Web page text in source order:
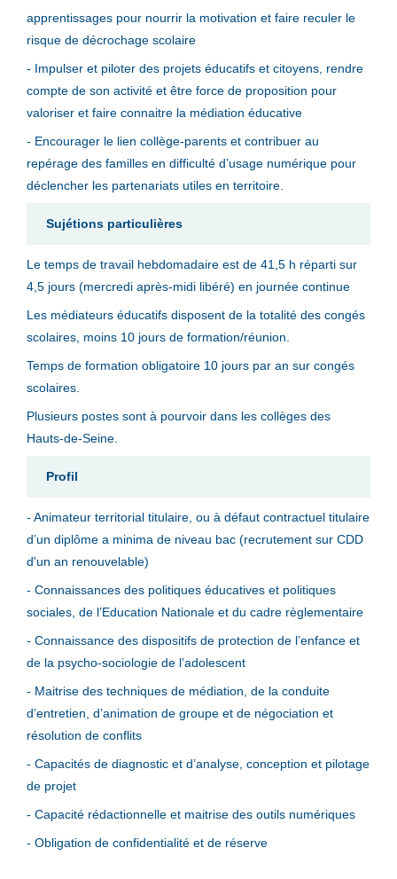
apprentissages pour nourrir la motivation et faire reculer le
risque de décrochage scolaire
- Impulser et piloter des projets éducatifs et citoyens, rendre
compte de son activité et être force de proposition pour
valoriser et faire connaitre la médiation éducative
- Encourager le lien collège-parents et contribuer au
repérage des familles en difficulté d’usage numérique pour
déclencher les partenariats utiles en territoire.
Sujétions particulières
Le temps de travail hebdomadaire est de 41,5 h réparti sur
4,5 jours (mercredi après-midi libéré) en journée continue
Les médiateurs éducatifs disposent de la totalité des congés
scolaires, moins 10 jours de formation/réunion.
Temps de formation obligatoire 10 jours par an sur congés
scolaires.
Plusieurs postes sont à pourvoir dans les collèges des
Hauts-de-Seine.
Profil
- Animateur territorial titulaire, ou à défaut contractuel titulaire
d’un diplôme a minima de niveau bac (recrutement sur CDD
d'un an renouvelable)
- Connaissances des politiques éducatives et politiques
sociales, de l’Education Nationale et du cadre règlementaire
- Connaissance des dispositifs de protection de l’enfance et
de la psycho-sociologie de l’adolescent
- Maitrise des techniques de médiation, de la conduite
d’entretien, d’animation de groupe et de négociation et
résolution de conflits
- Capacités de diagnostic et d’analyse, conception et pilotage
de projet
- Capacité rédactionnelle et maitrise des outils numériques
- Obligation de confidentialité et de réserve